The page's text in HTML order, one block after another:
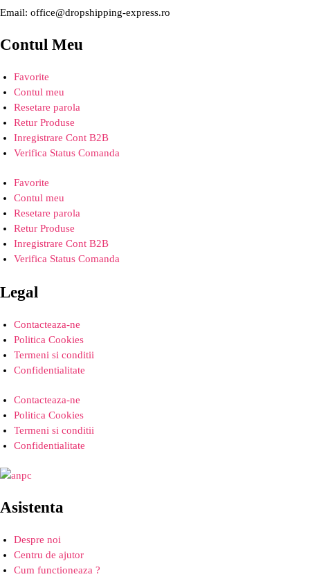
Email: office@dropshipping-express.ro
Contul Meu
Favorite
Contul meu
Resetare parola
Retur Produse
Inregistrare Cont B2B
Verifica Status Comanda
Favorite
Contul meu
Resetare parola
Retur Produse
Inregistrare Cont B2B
Verifica Status Comanda
Legal
Contacteaza-ne
Politica Cookies
Termeni si conditii
Confidentialitate
Contacteaza-ne
Politica Cookies
Termeni si conditii
Confidentialitate
Asistenta
Despre noi
Centru de ajutor
Cum functioneaza ?